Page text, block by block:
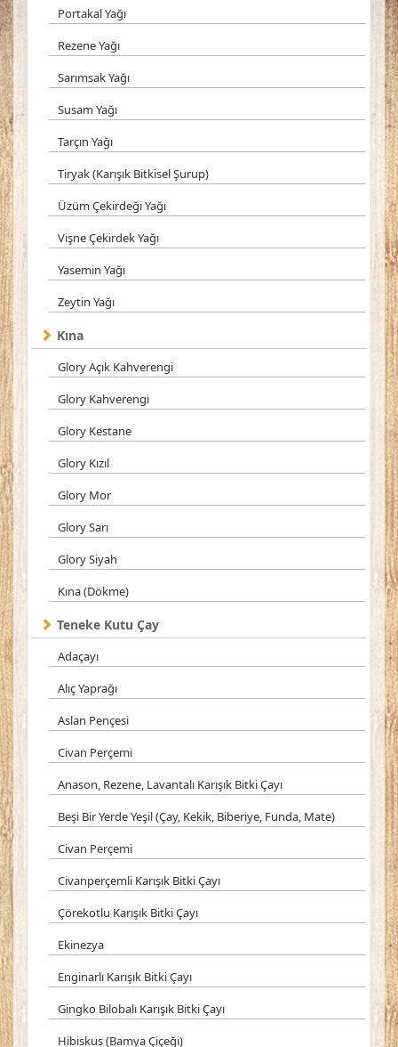
Portakal Yağı
Rezene Yağı
Sarımsak Yağı
Susam Yağı
Tarçın Yağı
Tiryak (Karışık Bitkisel Şurup)
Üzüm Çekirdeği Yağı
Vişne Çekirdek Yağı
Yasemin Yağı
Zeytin Yağı
Kına
Glory Açık Kahverengi
Glory Kahverengi
Glory Kestane
Glory Kızıl
Glory Mor
Glory Sarı
Glory Siyah
Kına (Dökme)
Teneke Kutu Çay
Adaçayı
Alıç Yaprağı
Aslan Pençesi
Civan Perçemi
Anason, Rezene, Lavantalı Karışık Bitki Çayı
Beşi Bir Yerde Yeşil (Çay, Kekik, Biberiye, Funda, Mate)
Civan Perçemi
Civanperçemli Karışık Bitki Çayı
Çörekotlu Karışık Bitki Çayı
Ekinezya
Enginarlı Karışık Bitki Çayı
Gingko Bilobalı Karışık Bitki Çayı
Hibiskus (Bamya Çiçeği)